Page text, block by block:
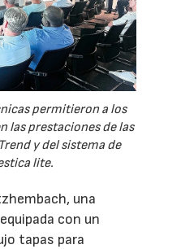
permitieron a los
las prestaciones de las
y del sistema de
lite.
una
con un
tapas para